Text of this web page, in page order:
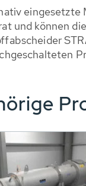
eingesetzte
und können